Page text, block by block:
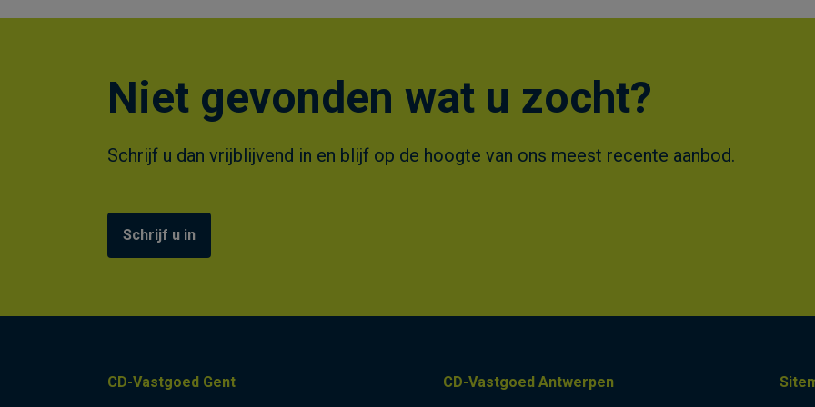
Niet gevonden wat u zocht?
Schrijf u dan vrijblijvend in en blijf op de hoogte van ons meest recente aanbod.
Schrijf u in
CD-Vastgoed Gent CD-Vastgoed Antwerpen